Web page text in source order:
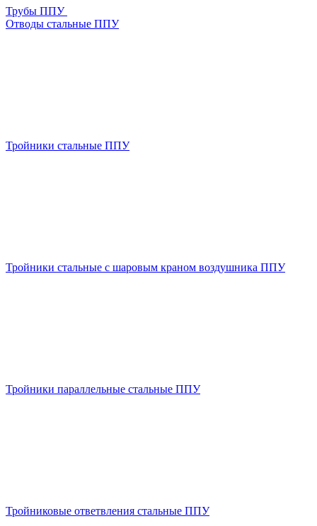
Трубы ППУ
Отводы стальные ППУ
Тройники стальные ППУ
Тройники стальные с шаровым краном воздушника ППУ
Тройники параллельные стальные ППУ
Тройниковые ответвления стальные ППУ